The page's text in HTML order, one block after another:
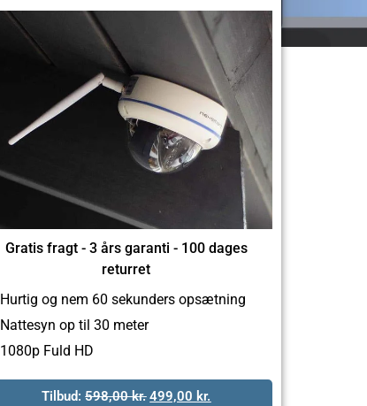
Gratis fragt - 3 års garanti - 100 dages
returret
Hurtig og nem 60 sekunders opsætning
Nattesyn op til 30 meter
1080p Fuld HD
Tilbud:598,00kr. 499,00 kr.